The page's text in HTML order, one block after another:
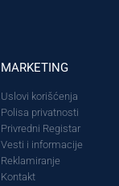
MARKETING
Uslovi korišćenja
Polisa privatnosti
Privredni Registar
Vesti i informacije
Reklamiranje
Kontakt